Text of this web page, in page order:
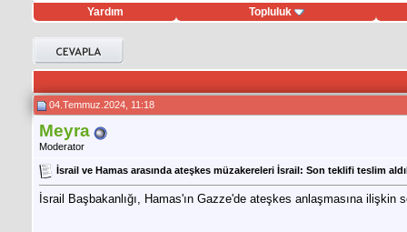
Yardım Topluluk
hilesi
04.Temmuz.2024, 11:18
Meyra
Moderator
İsrail ve Hamas arasında ateşkes müzakereleri İsrail: Son teklifi teslim
İsrail Başbakanlığı, Hamas'ın Gazze'de ateşkes anlaşmasına ilişkin